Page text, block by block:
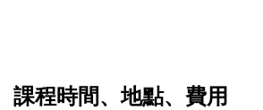
課程時間、地點、費用